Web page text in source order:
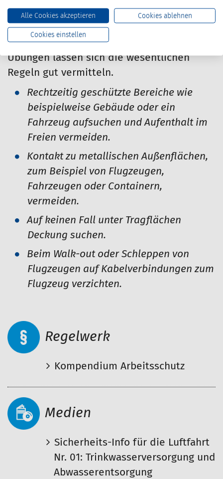
wissen, wie sie sich bei einer
Gewitterwarnung verhalten sollen. In
Unterweisungen und auch praktischen
Übungen lassen sich die wesentlichen
Regeln gut vermitteln.
Rechtzeitig geschützte Bereiche wie
beispielweise Gebäude oder ein
Fahrzeug aufsuchen und Aufenthalt im
Freien vermeiden.
Kontakt zu metallischen Außenflächen,
zum Beispiel von Flugzeugen,
Fahrzeugen oder Containern,
vermeiden.
Auf keinen Fall unter Tragflächen
Deckung suchen.
Beim Walk-out oder Schleppen von
Flugzeugen auf Kabelverbindungen zum
Flugzeug verzichten.
Regelwerk
Kompendium Arbeitsschutz
Medien
Sicherheits-Info für die Luftfahrt
Nr. 01: Trinkwasserversorgung und
Abwasserentsorgung
Alle Cookies akzeptieren Cookies ablehnen
Cookies einstellen